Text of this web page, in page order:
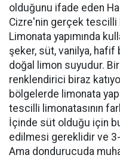
olduğunu ifade eden
Cizre'nin gerçek tescilli
Limonata yapımında
şeker, süt, vanilya, hafif
doğal limon suyudur.
renklendirici biraz
bölgelerde limonata
tescilli limonatasının
İçinde süt olduğu için
edilmesi gereklidir ve
Ama dondurucuda